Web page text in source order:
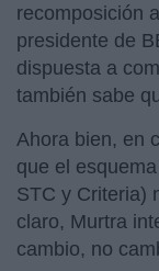
recomposición
presidente de
dispuesta a
también sabe
Ahora bien, en
que el
STC y Criteria)
claro, Murtra
cambio, no